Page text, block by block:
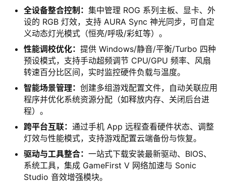
全设备整合控制： 集中管理 ROG 系列主板、显卡、外
设的 RGB 灯效，支持 AURA Sync 神光同步，可自定
义动态灯光模式（恒亮/呼吸/彩虹等）。
性能调校优化： 提供 Windows/静音/平衡/Turbo 四种
预设模式，支持手动超频调节 CPU/GPU 频率、风扇
转速百分比区间，实时监控硬件负载与温度。
智能场景管理： 创建多组游戏配置文件，自动关联应用
程序并优化系统资源分配（如释放内存、关闭后台进
程）。
跨平台互联： 通过手机 App 远程查看硬件状态、调整
灯效与性能模式，支持游戏配置云端备份与恢复。
驱动与工具整合： 一站式下载安装最新驱动、BIOS、
系统工具，集成 GameFirst V 网络加速与 Sonic
Studio 音效增强模块。